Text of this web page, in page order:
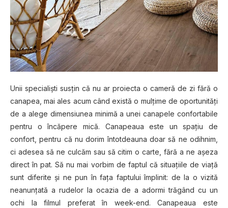
Unii specialişti susţin că nu ar proiecta o cameră de zi fără o
canapea, mai ales acum când există o mulţime de oportunităţi
de a alege dimensiunea minimă a unei canapele confortabile
pentru o încăpere mică. Canapeaua este un spaţiu de
confort, pentru că nu dorim întotdeauna doar să ne odihnim,
ci adesea să ne culcăm sau să citim o carte, fără a ne aşeza
direct în pat. Să nu mai vorbim de faptul că situaţiile de viaţă
sunt diferite şi ne pun în faţa faptului împlinit: de la o vizită
neanunţată a rudelor la ocazia de a adormi trăgând cu un
ochi la filmul preferat în week-end. Canapeaua este